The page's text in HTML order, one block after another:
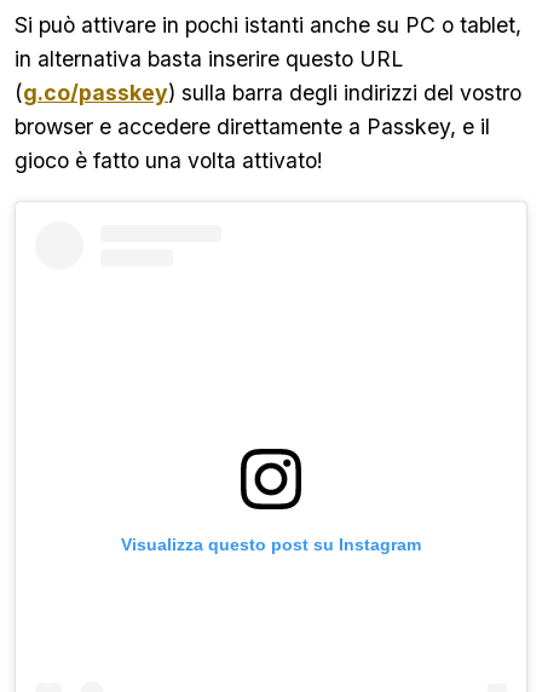
Si può attivare in pochi istanti anche su PC o tablet,
in alternativa basta inserire questo URL
(g.co/passkey) sulla barra degli indirizzi del vostro
browser e accedere direttamente a Passkey, e il
gioco è fatto una volta attivato!
Visualizza questo post su Instagram